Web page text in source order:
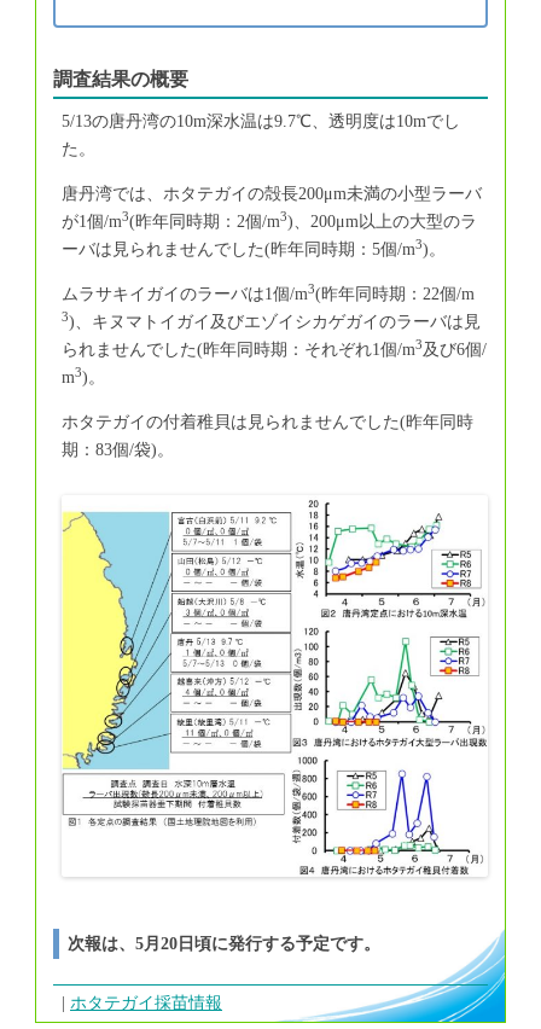
調査結果の概要
5/13の唐丹湾の10m深水温は9.7℃、透明度は10mでし
た。
唐丹湾では、ホタテガイの殻長200μm未満の小型ラーバ
が1個/m3(昨年同時期：2個/m3)、200μm以上の大型のラ
ーバは見られませんでした(昨年同時期：5個/m3)。
ムラサキイガイのラーバは1個/m3(昨年同時期：22個/m
3)、キヌマトイガイ及びエゾイシカゲガイのラーバは見
られませんでした(昨年同時期：それぞれ1個/m3及び6個/
m3)。
ホタテガイの付着稚貝は見られませんでした(昨年同時
期：83個/袋)。
次報は、5月20日頃に発行する予定です。
ホタテガイ採苗情報